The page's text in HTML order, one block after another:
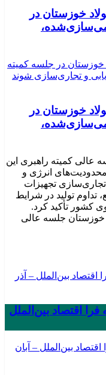
خوزستان در
خوزستان در
عالی کمیته راهبری این
انرژی و
تجهیزات
تداوم تولید در شرایط
کشور تأکید کرد.
خوزستان جلسه عالی
اقتصاد بین‌الملل